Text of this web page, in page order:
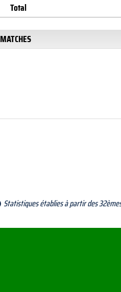
Total
MATCHES
Statistiques établies à partir des